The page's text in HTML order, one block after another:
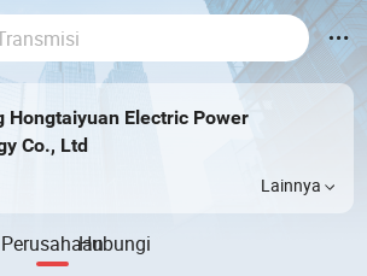
Hongtaiyuan Electric Power
Co., Ltd
Lainnya
PerusahaanHubungi